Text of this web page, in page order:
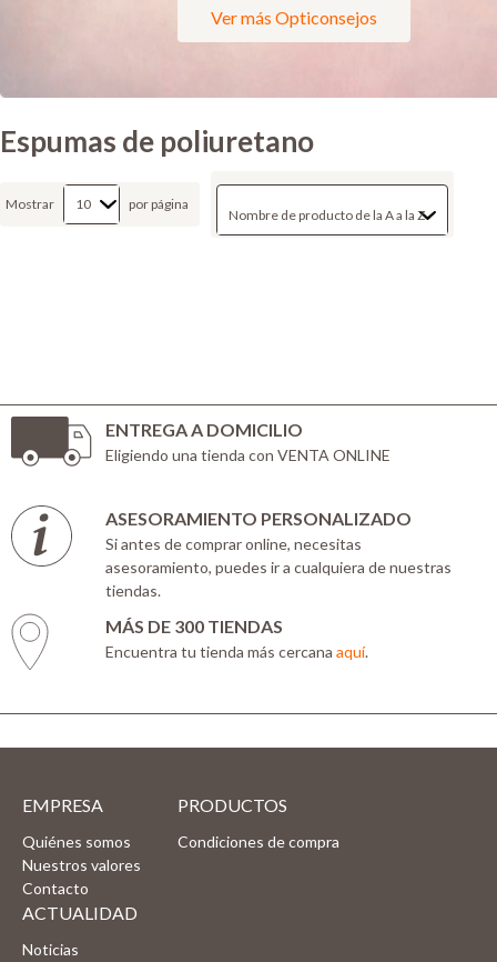
Ver más Opticonsejos
Espumas de poliuretano
Mostrar por página
ENTREGA A DOMICILIO
Eligiendo una tienda con VENTA ONLINE
ASESORAMIENTO PERSONALIZADO
Si antes de comprar online, necesitas
asesoramiento, puedes ir a cualquiera de nuestras
tiendas.
MÁS DE 300 TIENDAS
Encuentra tu tienda más cercana aquí.
EMPRESA
Quiénes somos
Nuestros valores
Contacto
PRODUCTOS
Condiciones de compra
ACTUALIDAD
Noticias